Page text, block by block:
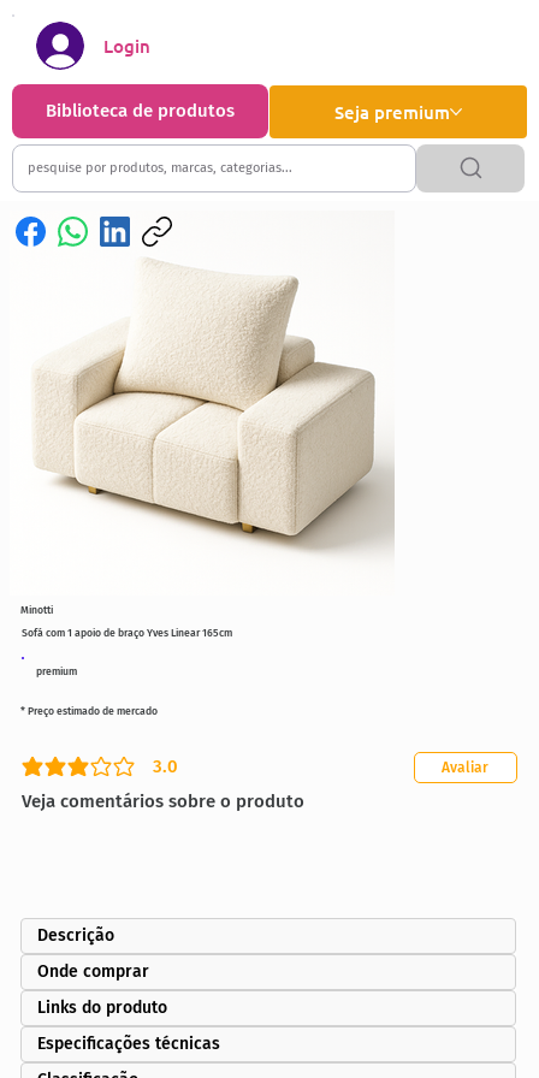
Seja premium
Biblioteca de produtos
Login
premium
Sofá com 1 apoio de braço Yves Linear 165cm
3.0
classificação média é 3 de 5
Veja comentários sobre o produto
Avaliar
* Preço estimado de mercado
Minotti
Descrição
Onde comprar
Links do produto
Especificações técnicas